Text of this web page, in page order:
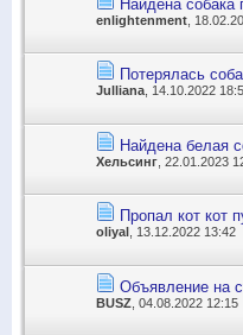
Найдена собака
enlightenment ,
Потерялась
Julliana , 14.10.2022
Найдена белая
Хельсинг , 22.01.2023
Пропал кот кот
oliyal , 13.12.2022 13:42
Объявление на
BUSZ , 04.08.2022 12:15